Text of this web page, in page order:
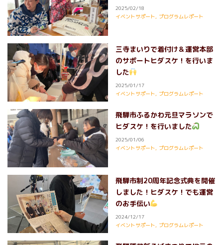
2025/02/18
イベントサポート, プログラムレポート
三寺まいりで着付け＆運営本部
のサポートヒダスケ！を行いま
した
2025/01/17
イベントサポート, プログラムレポート
飛騨市ふるかわ元旦マラソンで
ヒダスケ！を行いました
2025/01/06
イベントサポート, プログラムレポート
飛騨市制20周年記念式典を開催
しました！ヒダスケ！でも運営
のお手伝い
2024/12/17
イベントサポート, プログラムレポート